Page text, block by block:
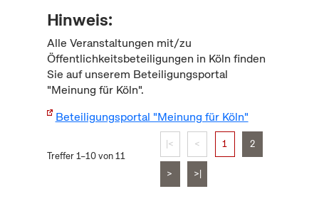
Hinweis:
Alle Veranstaltungen mit/zu
Öffentlichkeitsbeteiligungen in Köln finden
Sie auf unserem Beteiligungsportal
"Meinung für Köln".
Beteiligungsportal "Meinung für Köln"
Treffer 1–10 von 11
|< < 1 2
> >|